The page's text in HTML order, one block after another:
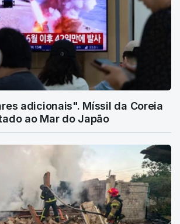
adicionais". Míssil da Coreia
ao Mar do Japão